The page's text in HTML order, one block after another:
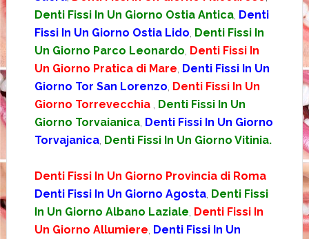
Denti Fissi In Un Giorno Ostia Antica, Denti
Fissi In Un Giorno Ostia Lido Denti Fissi In
Un Giorno Parco Leonardo Denti Fissi In
Un Giorno Pratica di Mare Denti Fissi In Un
Giorno Tor San Lorenzo Denti Fissi In Un
Giorno Torrevecchia
Denti Fissi In Un
Giorno Torvaianica, Denti Fissi In Un Giorno
Torvajanica, Denti Fissi In Un Giorno Vitinia.
Denti Fissi In Un Giorno Provincia di Roma
Denti Fissi In Un Giorno Agosta, Denti Fissi
In Un Giorno Albano Laziale Denti Fissi In
Un Giorno Allumiere Denti Fissi In Un